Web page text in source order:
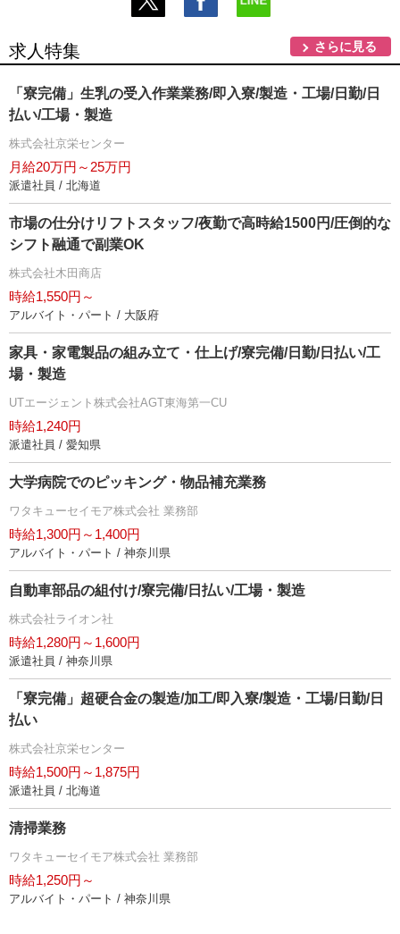
求人特集 さらに見る
「寮完備」生乳の受入作業業務/即入寮/製造・工場/日勤/日
払い/工場・製造
株式会社京栄センター
月給20万円～25万円
派遣社員 / 北海道
市場の仕分けリフトスタッフ/夜勤で高時給1500円/圧倒的な
シフト融通で副業OK
株式会社木田商店
時給1,550円～
アルバイト・パート / 大阪府
家具・家電製品の組み立て・仕上げ/寮完備/日勤/日払い/工
場・製造
UTエージェント株式会社AGT東海第一CU
時給1,240円
派遣社員 / 愛知県
大学病院でのピッキング・物品補充業務
ワタキューセイモア株式会社 業務部
時給1,300円～1,400円
アルバイト・パート / 神奈川県
自動車部品の組付け/寮完備/日払い/工場・製造
株式会社ライオン社
時給1,280円～1,600円
派遣社員 / 神奈川県
「寮完備」超硬合金の製造/加工/即入寮/製造・工場/日勤/日
払い
株式会社京栄センター
時給1,500円～1,875円
派遣社員 / 北海道
清掃業務
ワタキューセイモア株式会社 業務部
時給1,250円～
アルバイト・パート / 神奈川県